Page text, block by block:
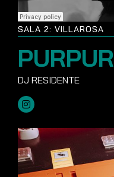
SALA 2: VILLAROSA
PURPUR